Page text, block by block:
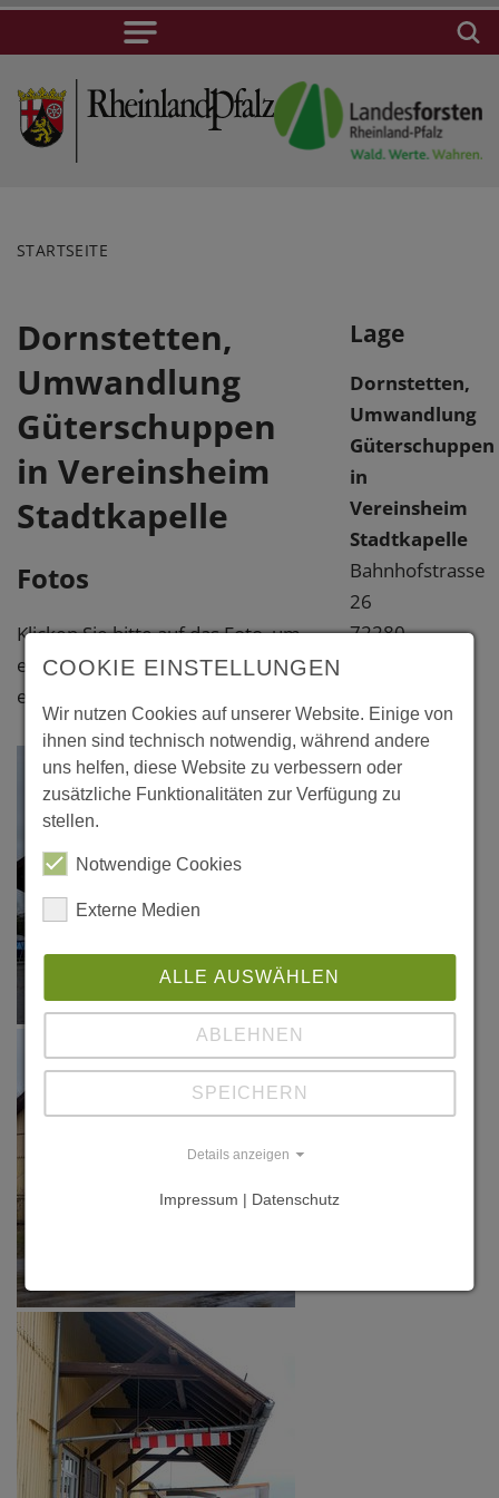
STARTSEITE
Dornstetten,
Umwandlung
Güterschuppen
in Vereinsheim
Stadtkapelle
Fotos
Klicken Sie bitte auf das Foto, um
eine vergrößerte Darstellung zu
erhalten.
Lage
Dornstetten,
Umwandlung
Güterschuppen
in
Vereinsheim
Stadtkapelle
Bahnhofstrasse
26
72280
COOKIE EINSTELLUNGEN
Wir nutzen Cookies auf unserer Website. Einige von
ihnen sind technisch notwendig, während andere
uns helfen, diese Website zu verbessern oder
zusätzliche Funktionalitäten zur Verfügung zu
stellen.
Notwendige Cookies
Externe Medien
ALLE AUSWÄHLEN
ABLEHNEN
SPEICHERN
Details anzeigen
Impressum | Datenschutz